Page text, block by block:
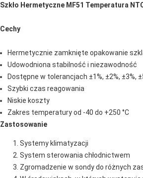
Szkło Hermetyczne MF51 Temperatura
Cechy
Hermetycznie zamknięte opakowanie
Udowodniona stabilność i niezawodność
Dostępne w tolerancjach ±1%, ±2%, ±3%,
Szybki czas reagowania
Niskie koszty
Zakres temperatury od -40 do +250 °C
Zastosowanie
Systemy klimatyzacji
System sterowania chłodnictwem
Zgromadzenie w sondy do różnych